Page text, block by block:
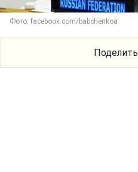
Фото: facebook.com/babchenkoa